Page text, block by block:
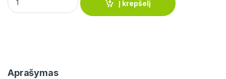
Į krepšelį
Aprašymas